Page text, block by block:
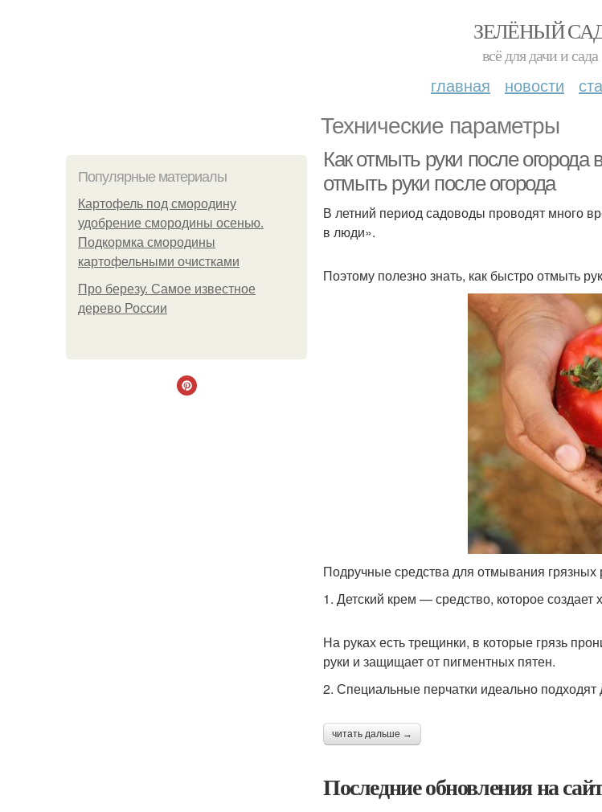
ЗЕЛЁНЫЙ
всё для дачи и сада
главная новости
Технические параметры
Популярные материалы
Картофель под смородину
удобрение смородины осенью.
Подкормка смородины
картофельными очистками
Про березу. Самое известное
дерево России
Как отмыть руки после
отмыть руки после огорода
В летний период садоводы проводят много
в люди».
Поэтому полезно знать, как быстро отмыть
Подручные средства для отмывания грязных
1. Детский крем — средство, которое создает
На руках есть трещинки, в которые грязь
руки и защищает от пигментных пятен.
2. Специальные перчатки идеально подходят
читать дальше →
Последние обновления на